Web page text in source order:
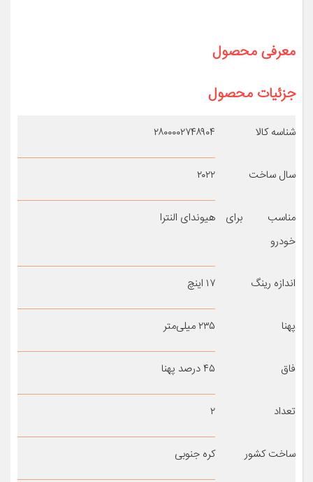
معرفی محصول
جزئیات محصول
شناسه کالا ۲۸۰۰۰۰۲۷۴۸۹۰۴
سال ساخت ۲۰۲۲
مناسب برای
خودرو
هیوندای النترا
اندازه رینگ ۱۷ اینچ
پهنا ۲۳۵ میلی‌متر
فاق ۴۵ درصد پهنا
تعداد ۲
ساخت کشور کره جنوبی